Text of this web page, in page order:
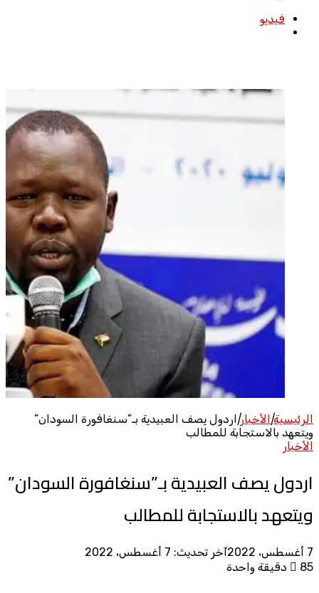
فيديو
الرئيسية|الأخبار|اردول يصف العبيدية بـ”سنغافورة السودان”
ويتعهد بالاستجابة للمطالب
الأخبار
اردول يصف العبيدية بـ”سنغافورة السودان”
ويتعهد بالاستجابة للمطالب
7 أغسطس، 2022
آخر تحديث: 7 أغسطس، 2022
85
دقيقة واحدة